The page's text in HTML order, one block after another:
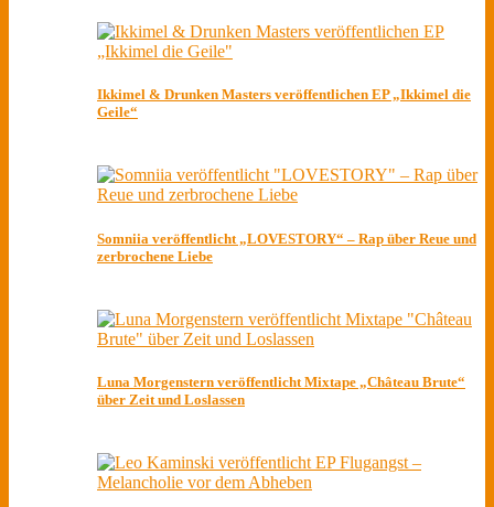
Ikkimel & Drunken Masters veröffentlichen EP „Ikkimel die
Geile“
Somniia veröffentlicht „LOVESTORY“ – Rap über Reue und
zerbrochene Liebe
Luna Morgenstern veröffentlicht Mixtape „Château Brute“
über Zeit und Loslassen